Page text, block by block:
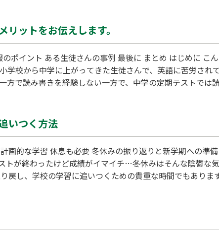
ットをお伝えします。
学校から中学に上がってきた生徒さんで、英語に苦労され
方で読み書きを経験しない一方で、中学の定期テストでは
いつく方法
トが終わったけど成績がイマイチ…冬休みはそんな陰鬱な
戻し、学校の学習に追いつくための貴重な時間でもありま